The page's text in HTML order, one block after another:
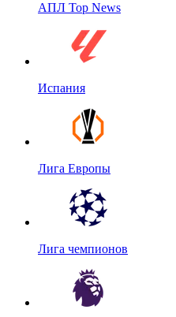
АПЛ Top News
Испания
Лига Европы
Лига чемпионов